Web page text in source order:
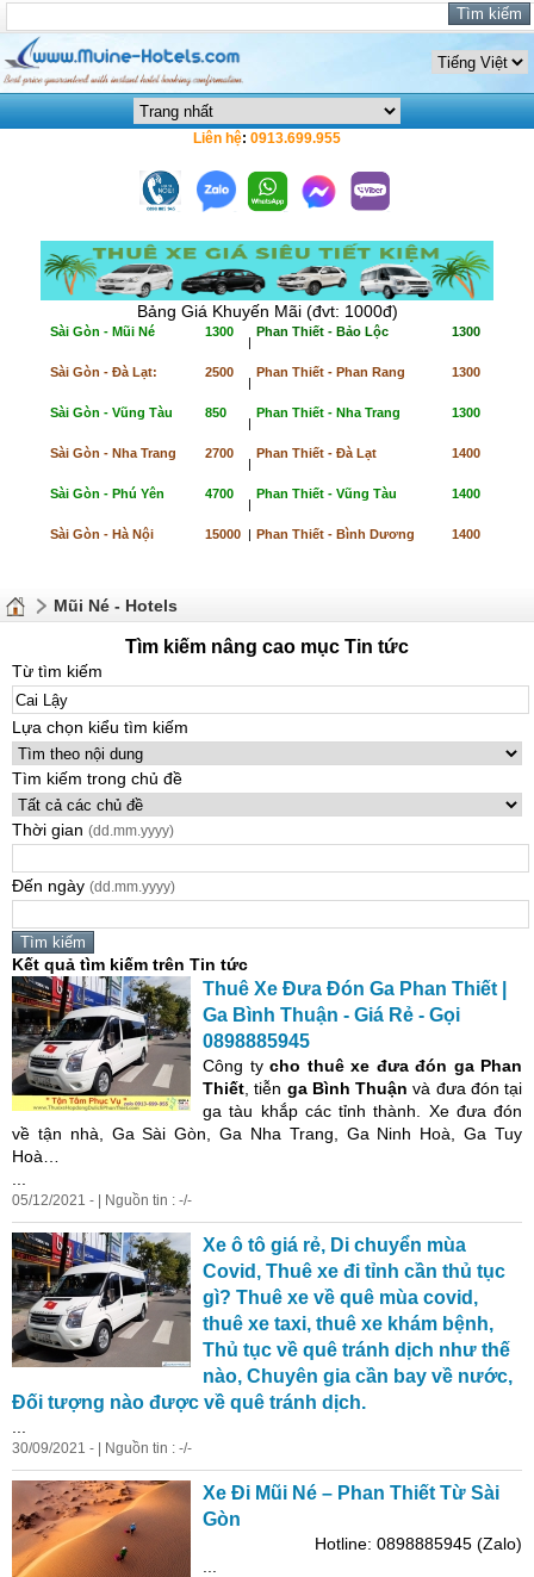
Liên hệ: 0913.699.955
Bảng Giá Khuyến Mãi (đvt: 1000đ)
Sài Gòn - Mũi Né 1300
|
Phan Thiết - Bảo Lộc 1300
Sài Gòn - Đà Lạt: 2500
|
Phan Thiết - Phan Rang 1300
Sài Gòn - Vũng Tàu 850
|
Phan Thiết - Nha Trang 1300
Sài Gòn - Nha Trang 2700
|
Phan Thiết - Đà Lạt 1400
Sài Gòn - Phú Yên 4700
|
Phan Thiết - Vũng Tàu 1400
Sài Gòn - Hà Nội 15000 | Phan Thiết - Bình Dương 1400
Mũi Né - Hotels
Tìm kiếm nâng cao mục Tin tức
Từ tìm kiếm
Lựa chọn kiểu tìm kiếm
Tìm kiếm trong chủ đề
Thời gian (dd.mm.yyyy)
Đến ngày (dd.mm.yyyy)
Kết quả tìm kiếm trên Tin tức
Thuê Xe Đưa Đón Ga Phan Thiết |
Ga Bình Thuận - Giá Rẻ - Gọi
0898885945
Công ty cho thuê xe đưa đón ga Phan
Thiết , tiễn ga Bình Thuận và đưa đón tại
ga tàu khắp các tỉnh thành. Xe đưa đón
về tận nhà, Ga Sài Gòn, Ga Nha Trang, Ga Ninh Hoà, Ga Tuy
Hoà…
05/12/2021 - | Nguồn tin : -/-
Xe ô tô giá rẻ, Di chuyển mùa
Covid, Thuê xe đi tỉnh cần thủ tục
gì? Thuê xe về quê mùa covid,
thuê xe taxi, thuê xe khám bệnh,
Thủ tục về quê tránh dịch như thế
nào, Chuyên gia cần bay về nước,
Đối tượng nào được về quê tránh dịch.
30/09/2021 - | Nguồn tin : -/-
Xe Đi Mũi Né – Phan Thiết Từ Sài
Gòn
Hotline: 0898885945 (Zalo)